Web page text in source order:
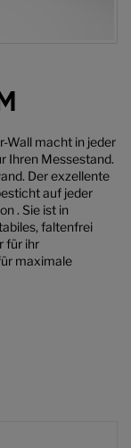
Wall macht in jeder
Ihren Messestand.
Der exzellente
auf jeder
. Sie ist in
faltenfrei
für ihr
maximale